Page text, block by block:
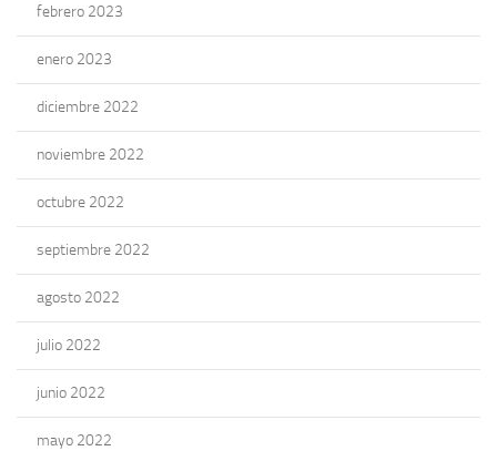
febrero 2023
enero 2023
diciembre 2022
noviembre 2022
octubre 2022
septiembre 2022
agosto 2022
julio 2022
junio 2022
mayo 2022